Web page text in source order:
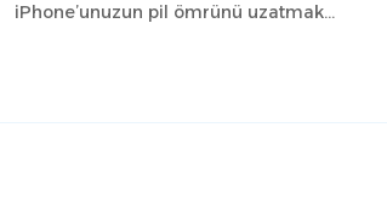
iPhone’unuzun pil ömrünü uzatmak…